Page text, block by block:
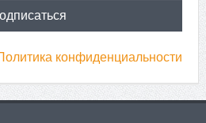
конфиденциальности